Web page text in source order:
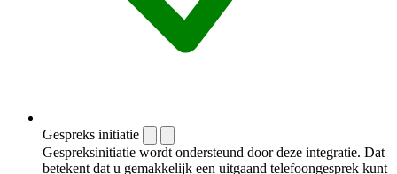
Gespreks initiatie
Gespreksinitiatie wordt ondersteund door deze integratie. Dat
betekent dat u gemakkelijk een uitgaand telefoongesprek kunt